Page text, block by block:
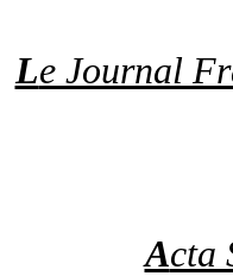
Le Journal
Acta